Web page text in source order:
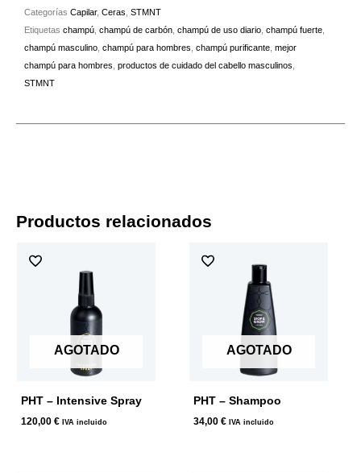
Categorías Capilar, Ceras STMNT
Etiquetas champú champú de carbón champú de uso diario champú fuerte
champú masculino champú para hombres champú purificante mejor
champú para hombres productos de cuidado del cabello masculinos
STMNT
Productos relacionados
AGOTADO
PHT – Intensive Spray
120,00 € IVA incluido
AGOTADO
PHT – Shampoo
34,00 € IVA incluido